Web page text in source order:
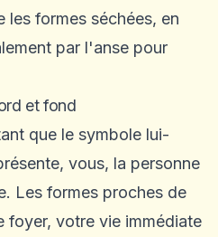
formes séchées, en
par l'anse pour
et fond
que le symbole lui-
vous, la personne
Les formes proches de
foyer, votre vie immédiate